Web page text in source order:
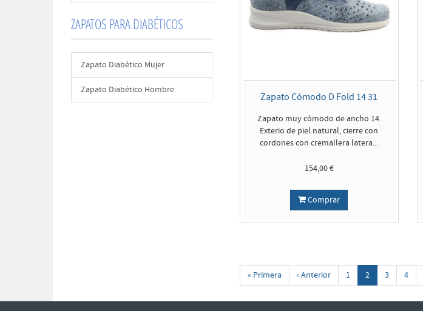
ZAPATOS PARA DIABÉTICOS
Zapato Diabético Mujer
Zapato Diabético Hombre
Zapato Cómodo D Fold 14 31
Zapato muy cómodo de ancho 14.
Exterio de piel natural, cierre con
cordones con cremallera latera...
154,00 €
Comprar
« Primera ‹ Anterior 1 2 3 4